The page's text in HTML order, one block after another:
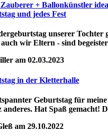
+ Ballonkünstler
und jedes Fest
unserer Tochter
wir Eltern - sind
am 02.03.2023
in der Kletterhalle
Geburtstag für
anderes. Hat Spaß gemacht!
am 29.10.2022